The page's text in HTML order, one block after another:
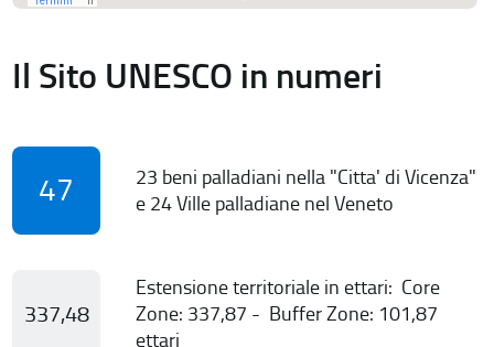
Il Sito UNESCO in numeri
47
23 beni palladiani nella "Citta' di Vicenza"
e 24 Ville palladiane nel Veneto
337,48
Estensione territoriale in ettari: Core
Zone: 337,87 - Buffer Zone: 101,87
ettari